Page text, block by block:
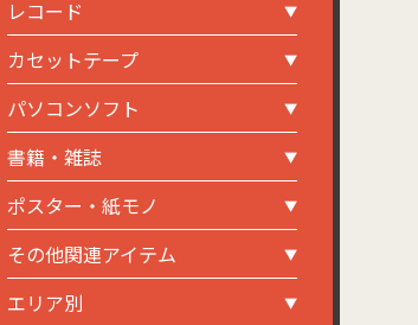
レコード
カセットテープ
パソコンソフト
書籍・雑誌
ポスター・紙モノ
その他関連アイテム
エリア別